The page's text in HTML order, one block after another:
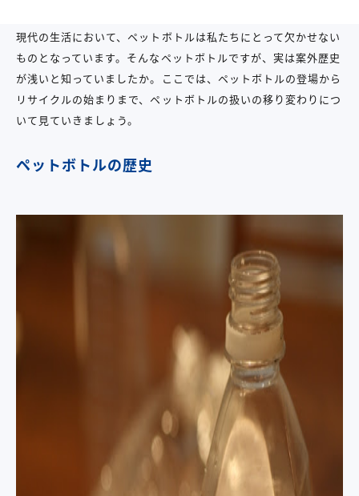
現代の生活において、ペットボトルは私たちにとって欠かせない
ものとなっています。そんなペットボトルですが、実は案外歴史
が浅いと知っていましたか。ここでは、ペットボトルの登場から
リサイクルの始まりまで、ペットボトルの扱いの移り変わりにつ
いて見ていきましょう。
ペットボトルの歴史